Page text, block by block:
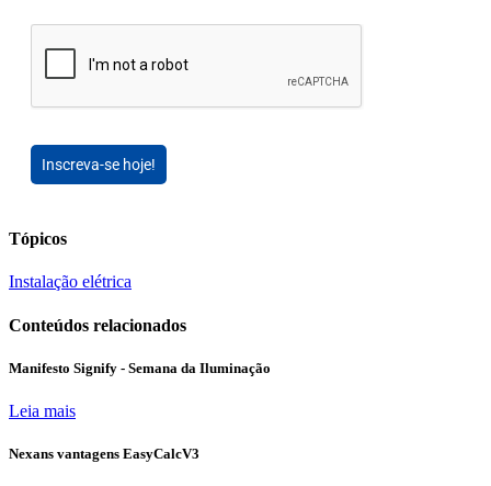
Inscreva-se hoje!
Tópicos
Instalação elétrica
Conteúdos relacionados
Manifesto Signify - Semana da Iluminação
Leia mais
Nexans vantagens EasyCalcV3